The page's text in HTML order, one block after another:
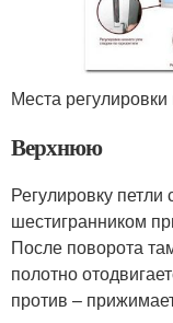
Места регулировки
Верхнюю
Регулировку петли
шестигранником
После поворота
полотно
против –